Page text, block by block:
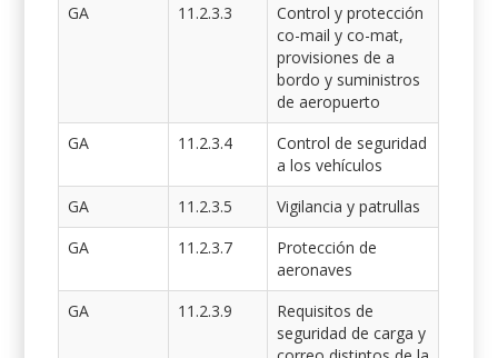
GA
11.2.3.3
Control y protección
co-mail y co-mat,
provisiones de a
bordo y suministros
de aeropuerto
GA
11.2.3.4
Control de seguridad
a los vehículos
GA
11.2.3.5
Vigilancia y patrullas
GA
11.2.3.7
Protección de
aeronaves
GA
11.2.3.9
Requisitos de
seguridad de carga y